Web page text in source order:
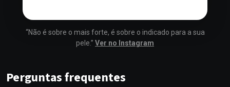
“Não é sobre o mais forte, é sobre o indicado para a sua
pele.” Ver no Instagram
Perguntas frequentes